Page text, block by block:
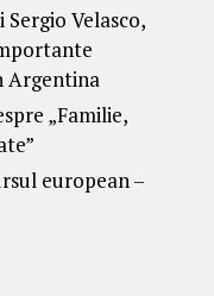
Velasco,
Argentina
„Familie,
european –